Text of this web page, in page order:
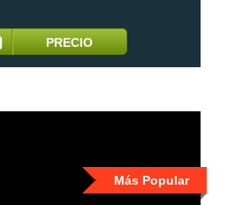
PRECIO
Más Popular